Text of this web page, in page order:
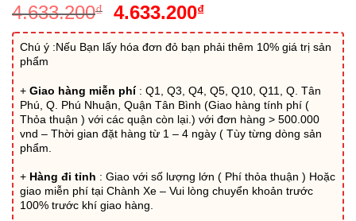
4.633.200₫
Giá
gốc
là:
4.633.200₫Giá
hiện
tại
4.633.200₫.
Chú ý :Nếu Bạn lấy hóa đơn đỏ bạn phải thêm 10% giá trị sản
phẩm
+ Giao hàng miễn phí: Q1, Q3, Q4, Q5, Q10, Q11, Q. Tân
Phú, Q. Phú Nhuận, Quận Tân Bình (Giao hàng tính phí (
Thỏa thuận ) với các quận còn lại.) với đơn hàng > 500.000
vnd – Thời gian đặt hàng từ 1 – 4 ngày ( Tùy từng dòng sản
phẩm.
+ Hàng đi tỉnh : Giao với số lượng lớn ( Phí thỏa thuận ) Hoặc
giao miễn phí tại Chành Xe – Vui lòng chuyển khoản trước
100% trước khí giao hàng.